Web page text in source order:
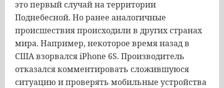
это первый случай на территории
Поднебесной. Но ранее аналогичные
происшествия происходили в других странах
мира. Например, некоторое время назад в
США взорвался iPhone 6S. Производитель
отказался комментировать сложившуюся
ситуацию и проверять мобильные устройства